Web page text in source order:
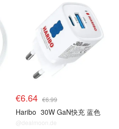
€6.64 €6.99
Haribo 30W GaN快充 蓝色
@dealmoon.de